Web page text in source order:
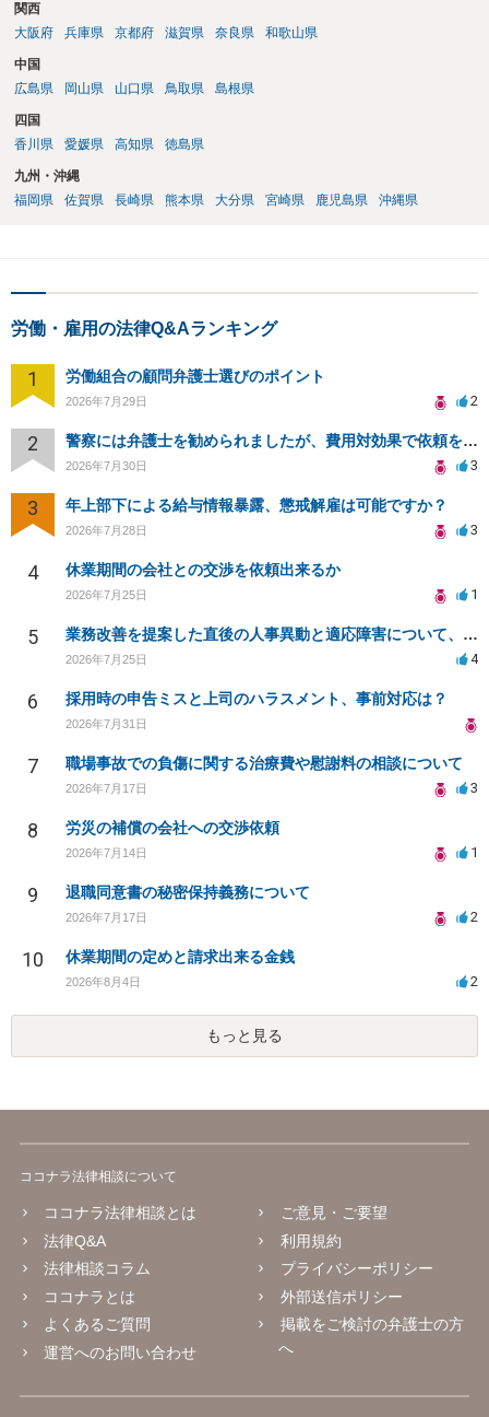
関西
大阪府
兵庫県 京都府 滋賀県 奈良県 和歌山県
中国
広島県
岡山県 山口県 鳥取県 島根県
四国
香川県
愛媛県 高知県 徳島県
九州・沖縄
福岡県
佐賀県 長崎県 熊本県 大分県 宮崎県 鹿児島県 沖縄県
労働・雇用の法律Q&Aランキング
1 労働組合の顧問弁護士選びのポイント
2026年7月29日 2
2 警察には弁護士を勧められましたが、費用対効果で依頼をすることを躊躇しています。
2026年7月30日 3
3 年上部下による給与情報暴露、懲戒解雇は可能ですか？
2026年7月28日 3
4 休業期間の会社との交渉を依頼出来るか
2026年7月25日 1
5 業務改善を提案した直後の人事異動と適応障害について、法的に問題があるか相談したいです。
2026年7月25日 4
6 採用時の申告ミスと上司のハラスメント、事前対応は？
2026年7月31日
7 職場事故での負傷に関する治療費や慰謝料の相談について
2026年7月17日 3
8 労災の補償の会社への交渉依頼
2026年7月14日 1
9 退職同意書の秘密保持義務について
2026年7月17日 2
10 休業期間の定めと請求出来る金銭
2026年8月4日 2
もっと見る
ココナラ法律相談について
ココナラ法律相談とは
法律Q&A
法律相談コラム
ココナラとは
よくあるご質問
運営へのお問い合わせ
ご意見・ご要望
利用規約
プライバシーポリシー
外部送信ポリシー
掲載をご検討の弁護士の方
へ